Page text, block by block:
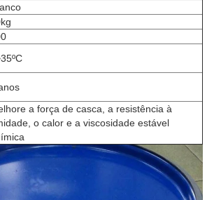
a força de casca, a resistência à
o calor e a viscosidade estável